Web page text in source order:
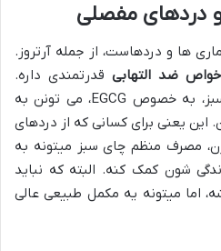
و دردهای مفصلی
ها و دردهاست، از جمله آرتروز.
خواص ضد التهابیقدرتمندی داره.
کاتچین های موجود در چای سبز، به خصوص EGCG، می تونن به
یعنی برای کسانی که از دردهای
مصرف منظم چای سبز میتونه به
شون کمک کنه. البته که نباید
اما میتونه یه مکمل طبیعی عالی